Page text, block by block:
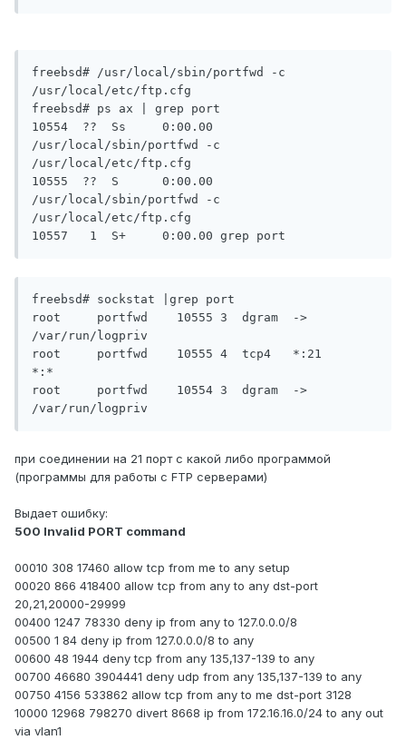
freebsd# /usr/local/sbin/portfwd -c
/usr/local/etc/ftp.cfg
freebsd# ps ax | grep port
10554  ??  Ss     0:00.00
/usr/local/sbin/portfwd -c
/usr/local/etc/ftp.cfg
10555  ??  S      0:00.00
/usr/local/sbin/portfwd -c
/usr/local/etc/ftp.cfg
10557   1  S+     0:00.00 grep port
freebsd# sockstat |grep port
root     portfwd    10555 3  dgram  ->
/var/run/logpriv
root     portfwd    10555 4  tcp4   *:21
*:*
root     portfwd    10554 3  dgram  ->
/var/run/logpriv
при соединении на 21 порт с какой либо программой
(программы для работы с FTP серверами)
Выдает ошибку:
500 Invalid PORT command
00010 308 17460 allow tcp from me to any setup
00020 866 418400 allow tcp from any to any dst-port
20,21,20000-29999
00400 1247 78330 deny ip from any to 127.0.0.0/8
00500 1 84 deny ip from 127.0.0.0/8 to any
00600 48 1944 deny tcp from any 135,137-139 to any
00700 46680 3904441 deny udp from any 135,137-139 to any
00750 4156 533862 allow tcp from any to me dst-port 3128
10000 12968 798270 divert 8668 ip from 172.16.16.0/24 to any out
via vlan1